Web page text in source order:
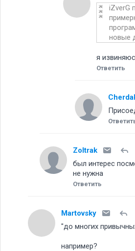
iZverG
новые
я
Ответить
Zoltrak
был интерес
не нужна
Ответить
Martovsky
"до многих
например